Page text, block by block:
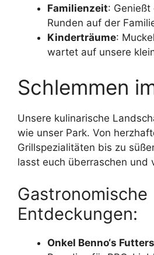
Familienzeit: Genießt
Runden auf der
Kinderträume:
wartet auf unsere
Schlemmen
Unsere kulinarische
wie unser Park. Von
Grillspezialitäten bis zu
lasst euch überraschen und
Gastronomische
Entdeckungen:
Onkel Benno‘s